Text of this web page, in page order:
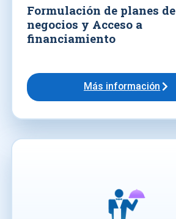
Formulación de planes de
negocios y Acceso a
financiamiento
Más información